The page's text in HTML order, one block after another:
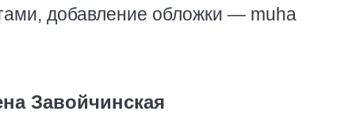
добавление обложки — muha
Завойчинская